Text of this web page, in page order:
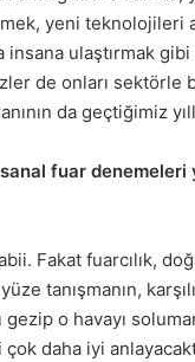
yeni
insana ulaştırmak
de onları
da geçtiğimiz
sanal fuar
Fakat fuarcılık,
tanışmanın,
o havayı
daha iyi